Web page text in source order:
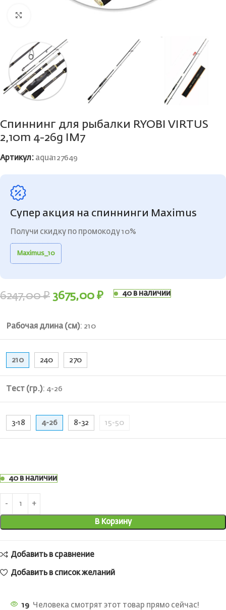
Спиннинг для рыбалки RYOBI VIRTUS
2,10m 4-26g IM7
Артикул: aqua127649
Супер акция на спиннинги Maximus
Получи скидку по промокоду 10%
Maximus_10
6247,00₽ 3675,00 ₽ 40 в наличии
Рабочая длина (см): 210
210 240 270
Тест (гр.): 4-26
3-18 4-26 8-32 15-50
40 в наличии
В Корзину
Добавить в сравнение
Добавить в список желаний
19 Человека смотрят этот товар прямо сейчас!